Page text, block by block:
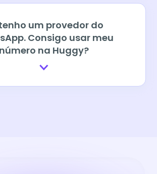
um provedor do
Consigo usar meu
número na Huggy?